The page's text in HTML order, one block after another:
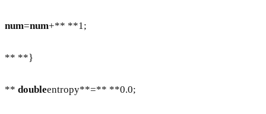
num=num+** **1;
** **}
** doubleentropy**=** **0.0;